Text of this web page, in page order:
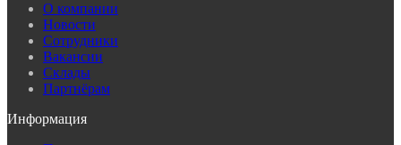
О компании
Новости
Сотрудники
Вакансии
Склады
Партнёрам
Информация